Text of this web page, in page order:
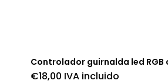
Controlador guirnalda led RGB
€18,00 IVA incluido